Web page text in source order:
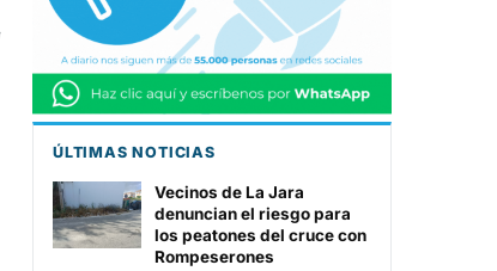
ÚLTIMAS NOTICIAS
Vecinos de La Jara
denuncian el riesgo para
los peatones del cruce con
Rompeserones